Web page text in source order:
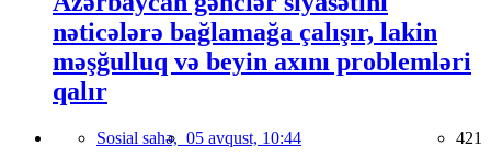
nəticələrə bağlamağa çalışır, lakin
məşğulluq və beyin axını problemləri
qalır
Sosial sahə, 05 avqust, 10:44 421